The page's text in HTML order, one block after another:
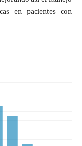
en pacientes con